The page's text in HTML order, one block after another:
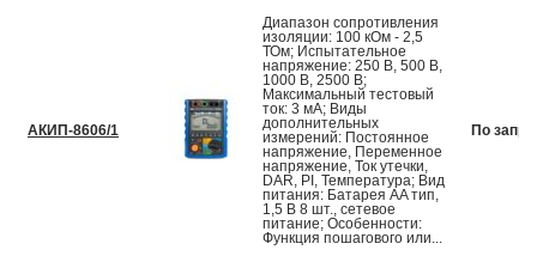
АКИП-8606/1
Диапазон сопротивления
изоляции: 100 кОм - 2,5
ТОм; Испытательное
напряжение: 250 В, 500 В,
1000 В, 2500 В;
Максимальный тестовый
ток: 3 мА; Виды
дополнительных
измерений: Постоянное
напряжение, Переменное
напряжение, Ток утечки,
DAR, PI, Температура; Вид
питания: Батарея AA тип,
1,5 В 8 шт., сетевое
питание; Особенности:
Функция пошагового или...
По